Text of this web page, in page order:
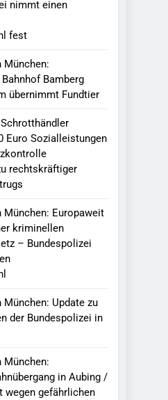
nimmt einen
fest
München:
Bamberg
übernimmt Fundtier
Euro Sozialleistungen
rechtskräftiger
Europaweit
kriminellen
– Bundespolizei
Update zu
der Bundespolizei in
München:
in Aubing /
wegen gefährlichen